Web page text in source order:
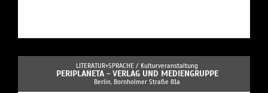
LITERATUR+SPRACHE / Kulturveranstaltung
PERIPLANETA - VERLAG UND MEDIENGRUPPE
Berlin, Bornholmer Straße 81a